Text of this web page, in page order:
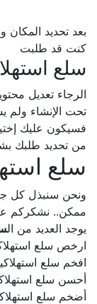
بعد تحديد المكان
كنت قد طلبت
سلع
الرجاء تعديل
تحت الإنشاء ولم
فسيكون عليك
من تحديد طلبك
سلع
ونحن سنبذل كل
ممكن.. نشكركم
يوجد العديد من ال
ارخص سلع
افخم سلع
أحسن سلع
أضخم سلع